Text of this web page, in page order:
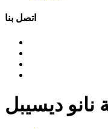
اتصل بنا
ديسيبل